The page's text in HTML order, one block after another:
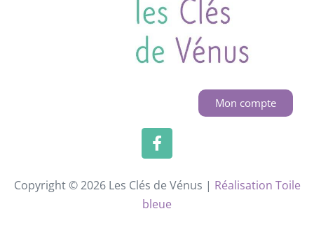
Mon compte
Copyright © 2026 Les Clés de Vénus | Réalisation Toile
bleue